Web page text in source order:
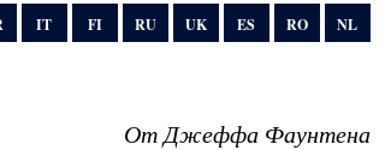
IT FI RU UK ES RO NL
От Джеффа Фаунтена